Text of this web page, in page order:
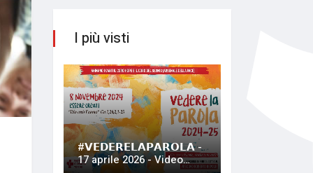
I più visti
#𝗩𝗘𝗗𝗘𝗥𝗘𝗟𝗔𝗣𝗔𝗥𝗢𝗟𝗔 -
17 aprile 2026 - Video…